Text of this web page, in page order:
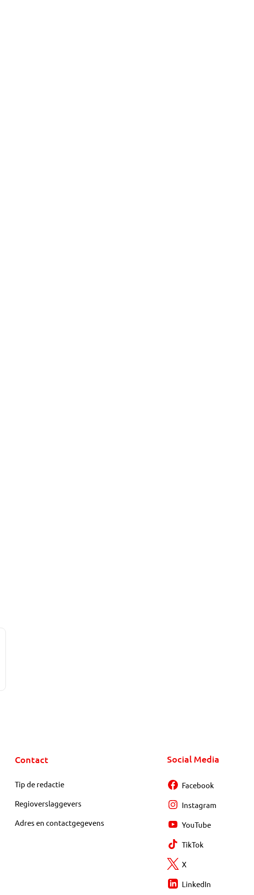
Contact
Tip de redactie
Regioverslaggevers
Adres en contactgegevens
Social Media
Facebook
Instagram
YouTube
TikTok
X
LinkedIn